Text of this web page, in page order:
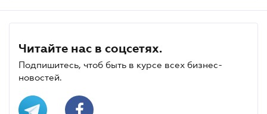
Читайте нас в соцсетях.
Подпишитесь, чтоб быть в курсе всех бизнес-
новостей.